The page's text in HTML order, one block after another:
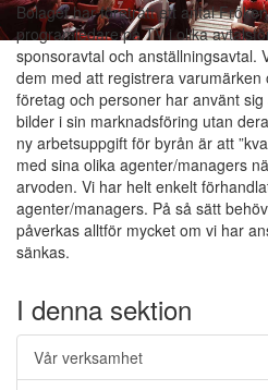
Bolaget har företrätt ett antal
programledare på TV i olika
sponsoravtal och anställningsavtal.
dem med att registrera
företag och personer har använt
bilder i sin marknadsföring utan
ny arbetsuppgift för byrån är att
med sina olika agenter/managers
arvoden. Vi har helt enkelt
agenter/managers. På så sätt
påverkas alltför mycket om vi har
sänkas.
I denna sektion
Vår verksamhet